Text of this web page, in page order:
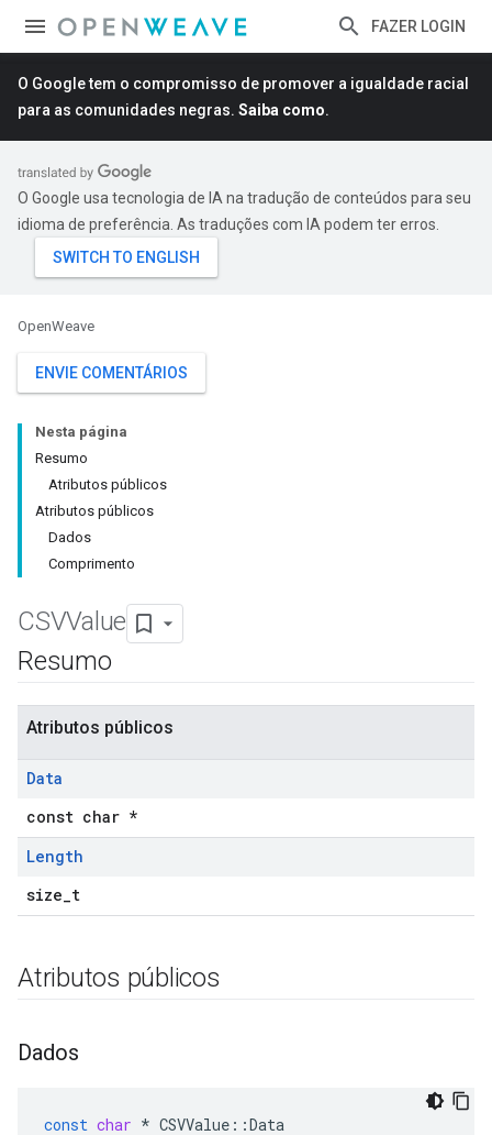
FAZER LOGIN
O Google tem o compromisso de promover a igualdade racial
para as comunidades negras. Saiba como.
O Google usa tecnologia de IA na tradução de conteúdos para seu
idioma de preferência. As traduções com IA podem ter erros.
OpenWeave
ENVIE COMENTÁRIOS
Nesta página
Resumo
Atributos públicos
Atributos públicos
Dados
Comprimento
CSVValue
Resumo
Atributos públicos
Data
const char *
Length
size_t
Atributos públicos
Dados
const char * CSVValue ::Data